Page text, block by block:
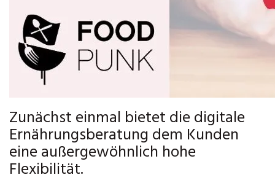
Zunächst einmal bietet die digitale
Ernährungsberatung dem Kunden
eine außergewöhnlich hohe
Flexibilität.